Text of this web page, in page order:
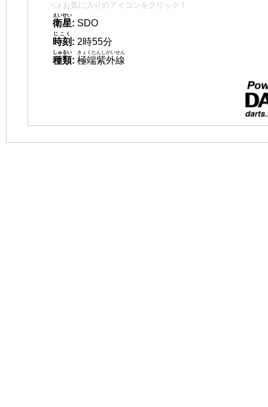
👈 お気に入りのアイコンをクリック！
衛星
えいせい
: SDO
時刻
じこく
: 2時55分
種類
しゅるい
: 極端紫外線
きょくたんしがいせん